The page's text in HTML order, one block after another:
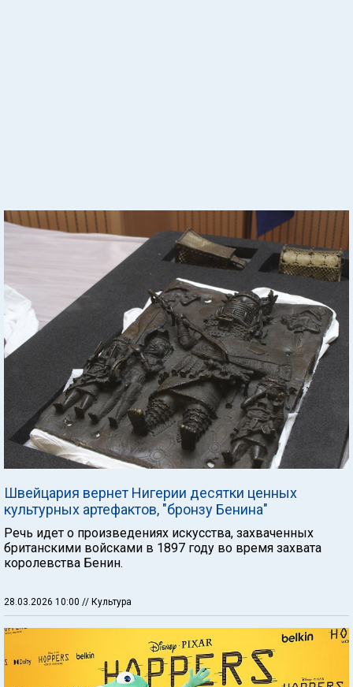
Швейцария вернет Нигерии десятки ценных
культурных артефактов, "бронзу Бенина"
Речь идет о произведениях искусства, захваченных
британскими войсками в 1897 году во время захвата
королевства Бенин.
28.03.2026 10:00 // Культура